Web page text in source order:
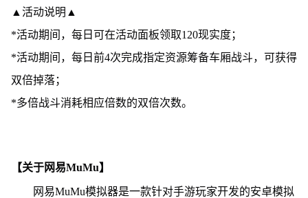
▲活动说明▲
*活动期间，每日可在活动面板领取120现实度；
*活动期间，每日前4次完成指定资源筹备车厢战斗，可获得
双倍掉落；
*多倍战斗消耗相应倍数的双倍次数。
【关于网易MuMu】
网易MuMu模拟器是一款针对手游玩家开发的安卓模拟